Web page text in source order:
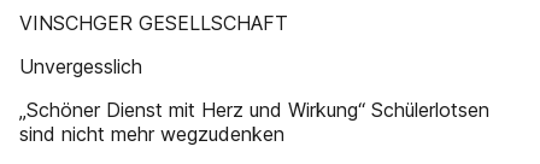
VINSCHGER GESELLSCHAFT
Unvergesslich
„Schöner Dienst mit Herz und Wirkung“ Schülerlotsen
sind nicht mehr wegzudenken